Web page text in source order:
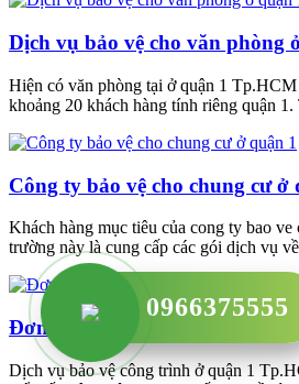
Dịch vụ bảo vệ cho văn phòng
Hiện có văn phòng tại ở quận 1
khoảng 20 khách hàng tính riêng quận
Công ty bảo vệ cho chung cư ở
Khách hàng mục tiêu của cong ty bao
trường này là cung cấp các gói dịch vụ
Đơn vị bảo vệ cho bệnh viện ở
Dịch vụ bảo vệ công trình ở quận 1
0966375555